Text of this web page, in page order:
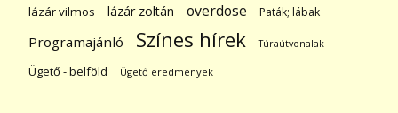
lázár vilmos lázár zoltán overdose Paták; lábak
Programajánló Színes hírek Túraútvonalak
Ügető - belföld Ügető eredmények